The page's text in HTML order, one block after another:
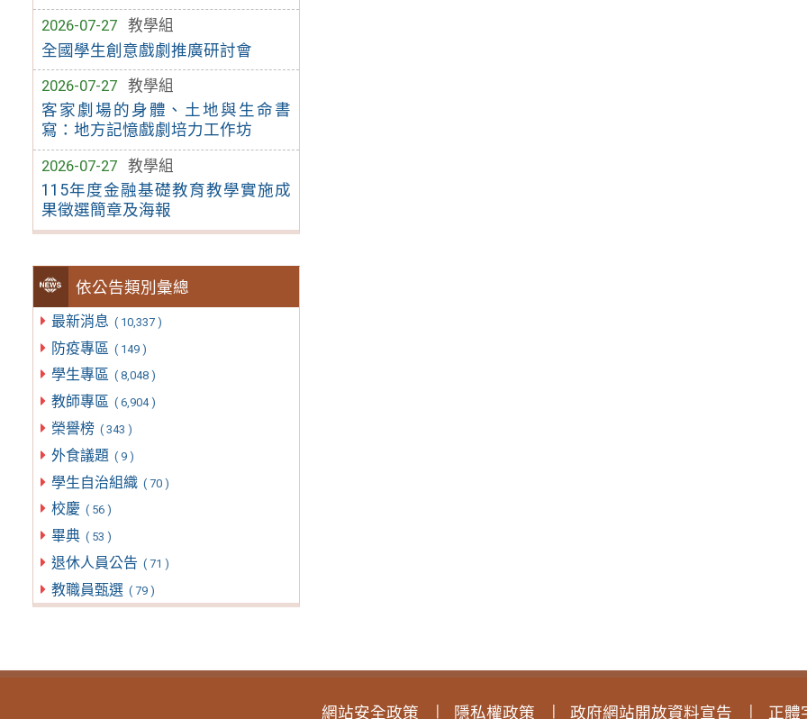
2026-07-27
教學組
全國學生創意戲劇推廣研討會
2026-07-27
教學組
客家劇場的身體、土地與生命書
寫：地方記憶戲劇培力工作坊
2026-07-27
教學組
115年度金融基礎教育教學實施成
果徵選簡章及海報
依公告類別彙總
最新消息 ( 10,337 )
防疫專區 ( 149 )
學生專區 ( 8,048 )
教師專區 ( 6,904 )
榮譽榜 ( 343 )
外食議題 ( 9 )
學生自治組織 ( 70 )
校慶 ( 56 )
畢典 ( 53 )
退休人員公告 ( 71 )
教職員甄選 ( 79 )
網站安全政策 隱私權政策 政府網站開放資料宣告 正體